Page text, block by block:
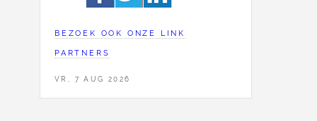
BEZOEK OOK ONZE LINK
PARTNERS
VR, 7 AUG 2026